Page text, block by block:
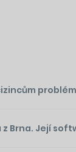
Brna. Její